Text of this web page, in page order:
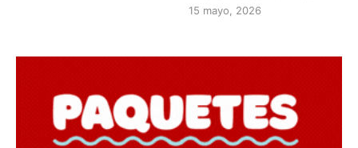
15 mayo, 2026